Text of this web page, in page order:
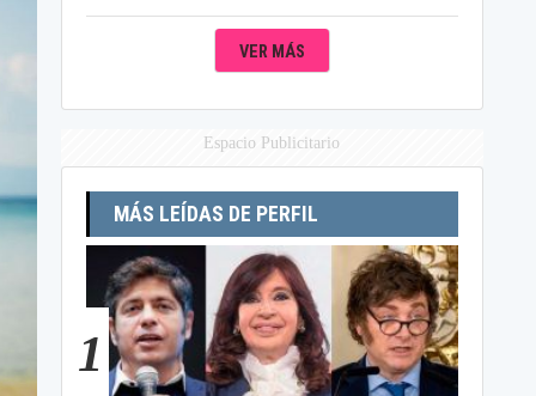
VER MÁS
Espacio Publicitario
MÁS LEÍDAS DE PERFIL
1